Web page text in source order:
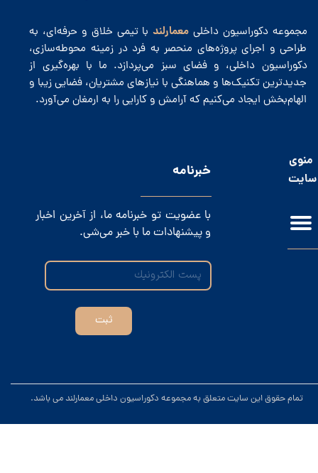
.تمام حقوق این سایت متعلق به مجموعه دکوراسیون داخلی معمارلند می باشد
مجموعه دکوراسیون داخلی معمارلندبا تیمی خلاق و حرفه‌ای، به
طراحی و اجرای پروژه‌های منحصر به فرد در زمینه محوطه‌سازی،
دکوراسیون داخلی، و فضای سبز می‌پردازد. ما با بهره‌گیری از
جدیدترین تکنیک‌ها و هماهنگی با نیازهای مشتریان، فضایی زیبا و
الهام‌بخش ایجاد می‌کنیم که آرامش و کارایی را به ارمغان می‌آورد.
منوی
سایت
​خبرنامه
با عضویت تو خبرنامه ما، از آخرین اخبار
و پیشنهادات ما با خبر می‌شی.
ثبت